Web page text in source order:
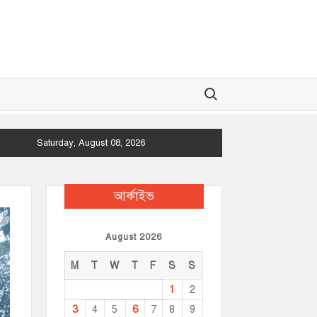
Search for:
Saturday, August 08, 2026
আর্কাইভ
August 2026
M T W T F S S
1 2
3 4 5 6 7 8
9